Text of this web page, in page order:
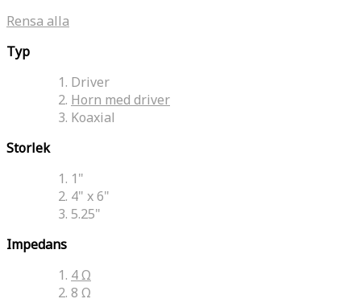
Rensa alla
Typ
Driver
Horn med driver
Koaxial
Storlek
1"
4" x 6"
5.25"
Impedans
4 Ω
8 Ω